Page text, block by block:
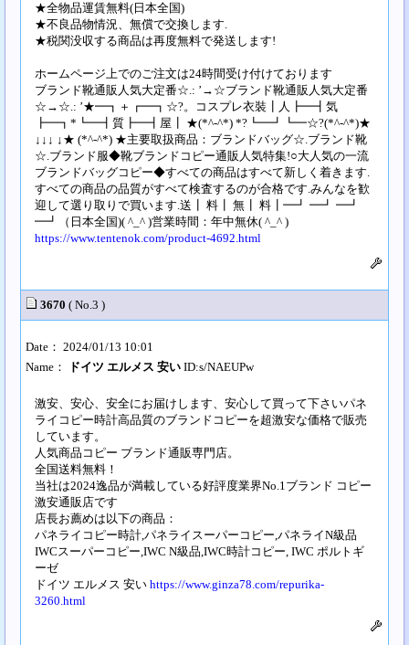
★全物品運賃無料(日本全国)
★不良品物情況、無償で交換します.
★税関没収する商品は再度無料で発送します!
ホームページ上でのご注文は24時間受け付けております
ブランド靴通販人気大定番☆.: ’→☆ブランド靴通販人気大定番
☆→☆.: ’★━┓＋┏━┓☆?。コスプレ衣裝┃人┣━┫気
┣━┓*┗━┫質┣━┫屋┃ ★(*^-^*) *?┗━┛┗━☆?(*^-^*)★
↓↓↓ ↓★ (*^-^*) ★主要取扱商品：ブランドバッグ☆.ブランド靴
☆.ブランド服◆靴ブランドコピー通販人気特集!○大人気の一流
ブランドバッグコピー◆すべての商品はすべて新しく着きます.
すべての商品の品質がすべて検査するのが合格です.みんなを歓
迎して選り取りで買います.送┃ 料┃ 無┃ 料┃━┛ ━┛ ━┛
━┛（日本全国)( ^_^ )営業時間：年中無休( ^_^ )
https://www.tentenok.com/product-4692.html
3670 ( No.3 )
Date： 2024/01/13 10:01
Name：
ドイツ エルメス 安い ID:s/NAEUPw
激安、安心、安全にお届けします、安心して買って下さいパネ
ライコピー時計高品質のブランドコピーを超激安な価格で販売
しています。
人気商品コピー ブランド通販専門店。
全国送料無料！
当社は2024逸品が満載している好評度業界No.1ブランド コピー
激安通販店です
店長お薦めは以下の商品：
パネライコピー時計,パネライスーパーコピー,パネライN級品
IWCスーパーコピー,IWC N級品,IWC時計コピー, IWC ポルトギ
ーゼ
ドイツ エルメス 安い https://www.ginza78.com/repurika-
3260.html